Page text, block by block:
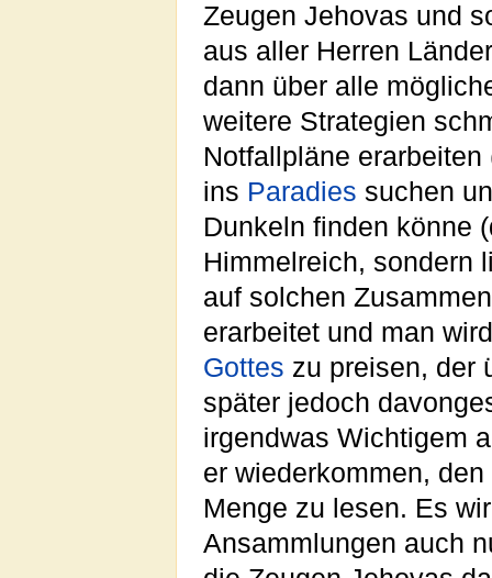
Zeugen Jehovas und
aus aller Herren
dann über alle
weitere Strategien
Notfallpläne
ins Paradies suchen
Dunkeln finden könne
Himmelreich, sondern
auf solchen
erarbeitet und man
Gottes zu preisen, der
später jedoch
irgendwas Wichtigem
er wiederkommen,
Menge zu lesen. Es
Ansammlungen auch